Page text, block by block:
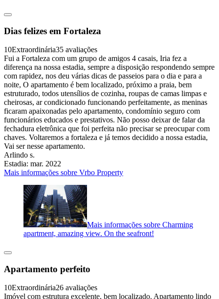
Dias felizes em Fortaleza
10Extraordinária35 avaliações
Fui a Fortaleza com um grupo de amigos 4 casais, Iria fez a
diferença na nossa estadia, sempre a disposição respondendo sempre
com rapidez, nos deu várias dicas de passeios para o dia e para a
noite, O apartamento é bem localizado, próximo a praia, bem
estruturado, todos utensílios de cozinha, roupas de camas limpas e
cheirosas, ar condicionado funcionando perfeitamente, as meninas
ficaram apaixonadas pelo apartamento, condomínio seguro com
funcionários educados e prestativos. Não posso deixar de falar da
fechadura eletrônica que foi perfeita não precisar se preocupar com
chaves. Voltaremos a fortaleza e já temos decidido a nossa estadia,
Vai ser nesse apartamento.
Arlindo s.
Estadia: mar. 2022
Mais informações sobre Vrbo Property
Mais informações sobre Charming
apartment, amazing view. On the seafront!
Apartamento perfeito
10Extraordinária26 avaliações
Imóvel com estrutura excelente, bem localizado. Apartamento lindo